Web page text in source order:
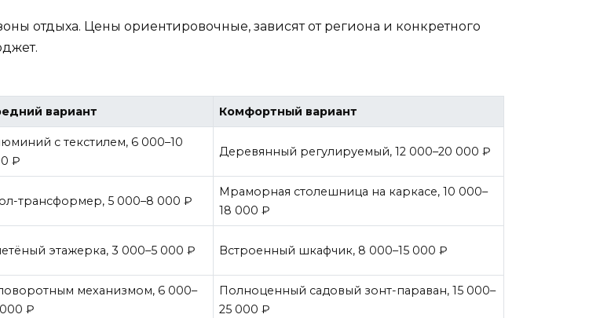
отдыха. Цены ориентировочные, зависят от региона и конкретного
вариант Комфортный вариант
с текстилем, 6 000–10
₽
Деревянный регулируемый, 12 000–20 000 ₽
трансформер, 5 000–8 000 ₽
Мраморная столешница на каркасе, 10 000–
18 000 ₽
этажерка, 3 000–5 000 ₽ Встроенный шкафчик, 8 000–15 000 ₽
механизмом, 6 000–
000 ₽
Полноценный садовый зонт-параван, 15 000–
25 000 ₽